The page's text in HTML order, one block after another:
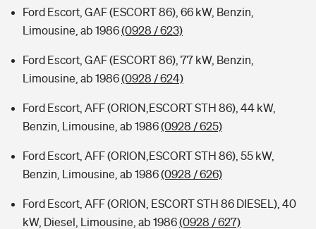
Ford Escort, GAF (ESCORT 86), 66 kW, Benzin,
Limousine, ab 1986(0928 / 623)
Ford Escort, GAF (ESCORT 86), 77 kW, Benzin,
Limousine, ab 1986(0928 / 624)
Ford Escort, AFF (ORION,ESCORT STH 86), 44 kW,
Benzin, Limousine, ab 1986(0928 / 625)
Ford Escort, AFF (ORION,ESCORT STH 86), 55 kW,
Benzin, Limousine, ab 1986(0928 / 626)
Ford Escort, AFF (ORION, ESCORT STH 86 DIESEL), 40
kW, Diesel, Limousine, ab 1986(0928 / 627)